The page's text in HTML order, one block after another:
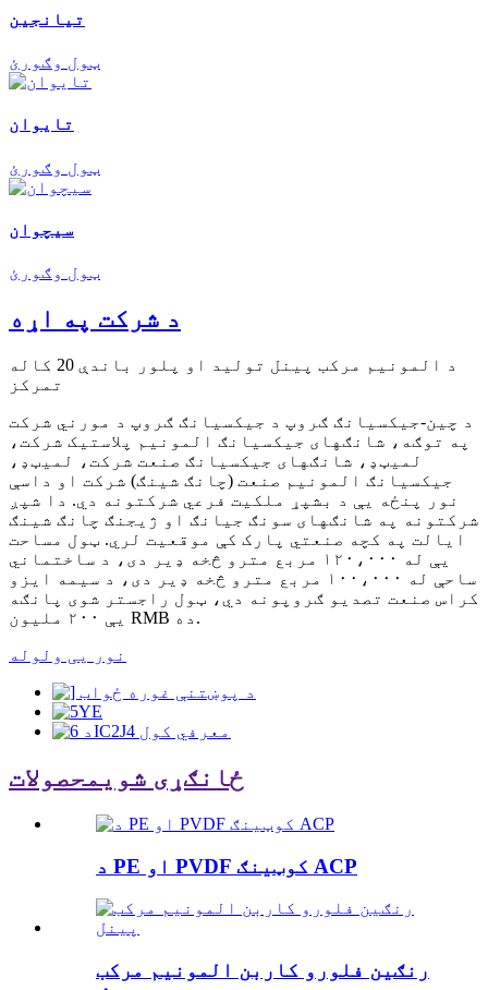
تیانجین
ټول وګورئ
تایوان
ټول وګورئ
سیچوان
ټول وګورئ
د شرکت په اړه
د المونیم مرکب پینل تولید او پلور باندې 20 کاله
تمرکز
د چین-جیکسیانګ ګروپ د جیکسیانګ ګروپ د مورني شرکت
په توګه، شانګهای جیکسیانګ المونیم پلاستیک شرکت،
لمیټډ، شانګهای جیکسیانګ صنعت شرکت، لمیټډ،
جیکسیانګ المونیم صنعت (چانګ شینګ) شرکت او داسې
نور پنځه یې د بشپړ ملکیت فرعي شرکتونه دي. دا شپږ
شرکتونه په شانګهای سونګ جیانګ او ژیجنګ چانګ شینګ
ایالت په کچه صنعتي پارک کې موقعیت لري. ټول مساحت
یې له ۱۲۰،۰۰۰ مربع مترو څخه ډیر دی، د ساختماني
ساحې له ۱۰۰،۰۰۰ مربع مترو څخه ډیر دی، د سیمه ایزو
کراس صنعت تصدیو ګروپونه دي، ټول راجستر شوی پانګه
یې ۲۰۰ ملیون RMB ده.
نور یی ولوله
ځانګړی شویمحصولات
د PE او PVDF کوټینګ ACP
رنګین فلورو کاربن المونیم مرکب